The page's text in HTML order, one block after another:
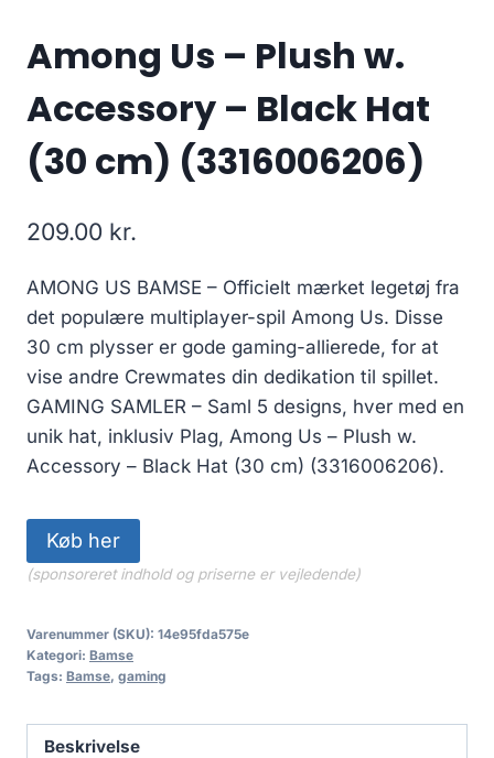
Among Us – Plush w.
Accessory – Black Hat
(30 cm) (3316006206)
209.00 kr.
AMONG US BAMSE – Officielt mærket legetøj fra
det populære multiplayer-spil Among Us. Disse
30 cm plysser er gode gaming-allierede, for at
vise andre Crewmates din dedikation til spillet.
GAMING SAMLER – Saml 5 designs, hver med en
unik hat, inklusiv Plag, Among Us – Plush w.
Accessory – Black Hat (30 cm) (3316006206).
Køb her
(sponsoreret indhold og priserne er vejledende)
Varenummer (SKU): 14e95fda575e
Kategori: Bamse
Tags: Bamse, gaming
Beskrivelse